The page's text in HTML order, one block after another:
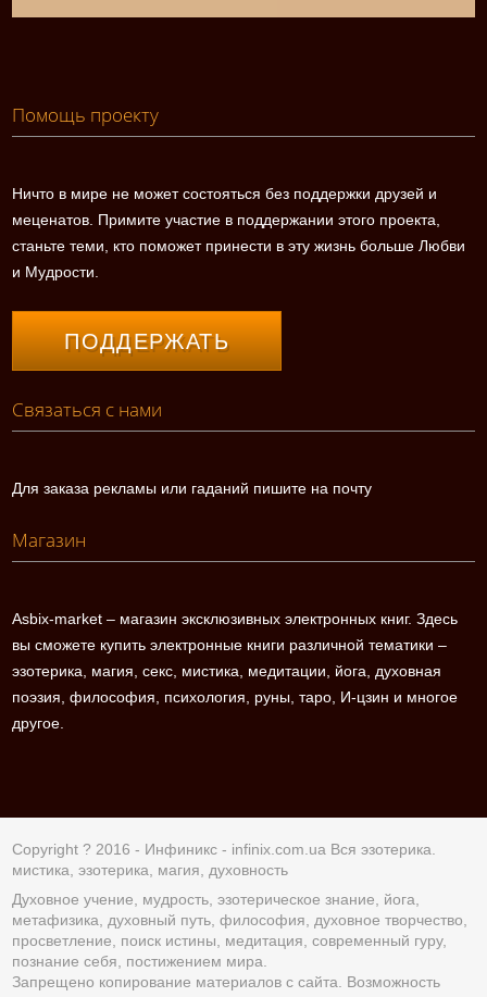
Помощь проекту
Ничто в мире не может состояться без поддержки друзей и
меценатов. Примите участие в поддержании этого проекта,
станьте теми, кто поможет принести в эту жизнь больше Любви
и Мудрости.
ПОДДЕРЖАТЬ
Связаться с нами
Для заказа рекламы или гаданий пишите на почту
Магазин
Asbix-market – магазин эксклюзивных электронных книг. Здесь
вы сможете купить электронные книги различной тематики –
эзотерика, магия, секс, мистика, медитации, йога, духовная
поэзия, философия, психология, руны, таро, И-цзин и многое
другое.
Copyright ? 2016 - Инфиникс - infinix.com.ua Вся эзотерика.
мистика, эзотерика, магия, духовность
Духовное учение, мудрость, эзотерическое знание, йога,
метафизика, духовный путь, философия, духовное творчество,
просветление, поиск истины, медитация, современный гуру,
познание себя, постижением мира.
Запрещено копирование материалов с сайта. Возможность